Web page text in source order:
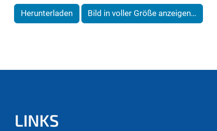
Herunterladen Bild in voller Größe anzeigen…
LINKS